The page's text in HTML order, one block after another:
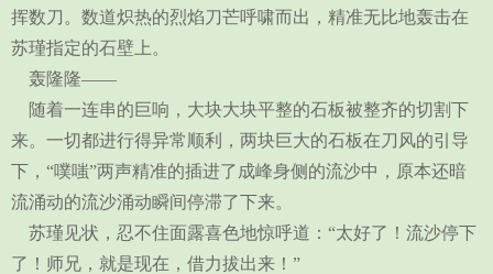
挥数刀。数道炽热的烈焰刀芒呼啸而出，精准无比地轰击在
苏瑾指定的石壁上。
轰隆隆——
随着一连串的巨响，大块大块平整的石板被整齐的切割下
来。一切都进行得异常顺利，两块巨大的石板在刀风的引导
下，“噗嗤”两声精准的插进了成峰身侧的流沙中，原本还暗
流涌动的流沙涌动瞬间停滞了下来。
苏瑾见状，忍不住面露喜色地惊呼道：“太好了！流沙停下
了！师兄，就是现在，借力拔出来！”